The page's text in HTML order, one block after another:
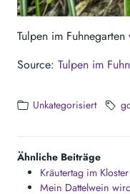
Tulpen im Fuhnegarten
Source: Tulpen im
Unkategorisiert
Ähnliche Beiträge
Kräutertag im
Mein Dattelwein